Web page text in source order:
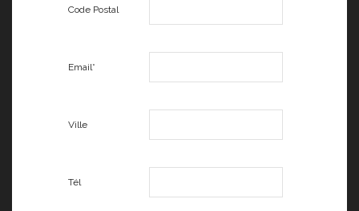
Code Postal
Email*
Ville
Tél